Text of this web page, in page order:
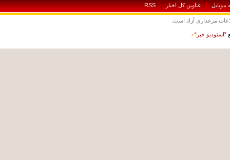
عناوين کل اخبار RSS
مرغداری آزاد است.
خبر“